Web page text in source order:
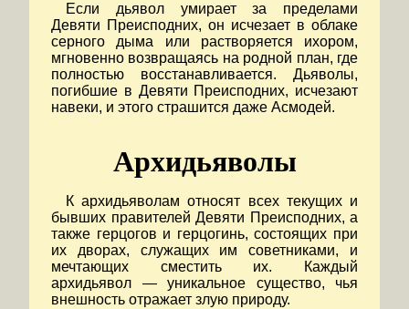
Если дьявол умирает за пределами
Девяти Преисподних, он исчезает в облаке
серного дыма или растворяется ихором,
мгновенно возвращаясь на родной план, где
полностью восстанавливается. Дьяволы,
погибшие в Девяти Преисподних, исчезают
навеки, и этого страшится даже Асмодей.
Архидьяволы
К архидьяволам относят всех текущих и
бывших правителей Девяти Преисподних, а
также герцогов и герцогинь, состоящих при
их дворах, служащих им советниками, и
мечтающих сместить их. Каждый
архидьявол — уникальное существо, чья
внешность отражает злую природу.